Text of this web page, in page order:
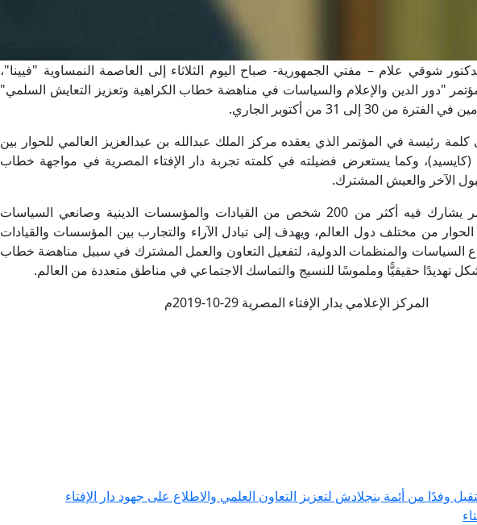
شوقي علام – مفتي الجمهورية- صباح اليوم الثلاثاء إلى العاصمة النمساوية "فيينا"،
"دور الدين والإعلام والسياسات في مناهضة خطاب الكراهية وتعزيز التعايش السلمي"
30 إلى 31 من أكتوبر الجاري.
رئيسة في المؤتمر الذي يعقده مركز الملك عبدالله بن عبدالعزيز العالمي للحوار بين
(كايسيد)، وكما يستعرض فضيلته في كلمته تجربة دار الإفتاء المصرية في مواجهة خطاب
الآخر والعيش المشترك.
جدير بالذكر أن المؤتمر يشارك فيه أكثر من 200 شخص من القيادات والمؤسسات الدينية وصانعي السياسات
من مختلف دول العالم، ويهدف إلى تبادل الآراء والتجارب بين المؤسسات والقيادات
السياسات والمنظمات الدولية، لتفعيل التعاون والعمل المشترك في سبيل مناهضة خطاب
تهديدًا حقيقيًّا وملموسًا للنسيج والتماسك الاجتماعي في مناطق متعددة من العالم.
المركز الإعلامي بدار الإفتاء المصرية 29-10-2019م
وفدًا من أئمة بنجلادش لتعزيز التعاون العلمي والاطلاع على جهود دار الإفتاء